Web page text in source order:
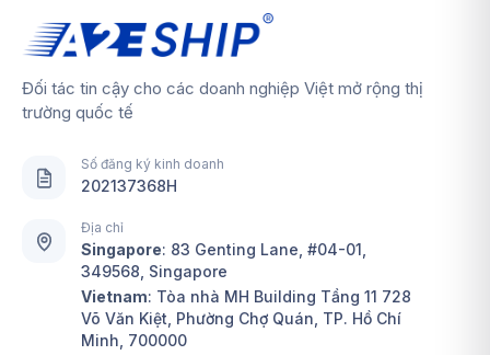
Đối tác tin cậy cho các doanh nghiệp Việt mở rộng thị
trường quốc tế
Số đăng ký kinh doanh
202137368H
Địa chỉ
Singapore: 83 Genting Lane, #04-01,
349568, Singapore
Vietnam: Tòa nhà MH Building Tầng 11 728
Võ Văn Kiệt, Phường Chợ Quán, TP. Hồ Chí
Minh, 700000